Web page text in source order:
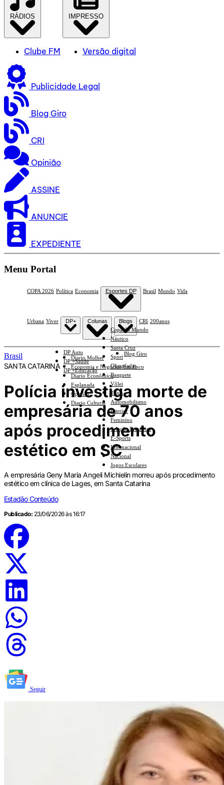
RÁDIOS
Clube FM
IMPRESSO
Versão digital
Publicidade Legal
Blog Giro
CRI
Opinião
ASSINE
ANUNCIE
EXPEDIENTE
Menu Portal
COPA 2026 Política Economia Esportes DP
Copa do Mundo
Náutico
Santa Cruz
Sport
Olimpíadas
Basquete
Vôlei
Tênis
Automobilismo
Interior
Feminino
Seleção Brasileira
E-Sports
Internacional
Nacional
Jogos Escolares
Brasil Mundo Vida
Urbana Viver DP+
DP Auto
DP +Saúde
DP +Educação
Colunas
Diario Mulher
Economia e Negócios Em Foco
Diario Econômico
Esplanada
Opinião
Diario Cultural
Blogs
Blog Giro
CRI 200anos
Brasil
SANTA CATARINA
Polícia investiga morte de
empresária de 70 anos
após procedimento
estético em SC
A empresária Geny Maria Angeli Michielin morreu após procedimento
estético em clínica de Lages, em Santa Catarina
Estadão Conteúdo
Publicado: 23/06/2026 às 16:17
Seguir